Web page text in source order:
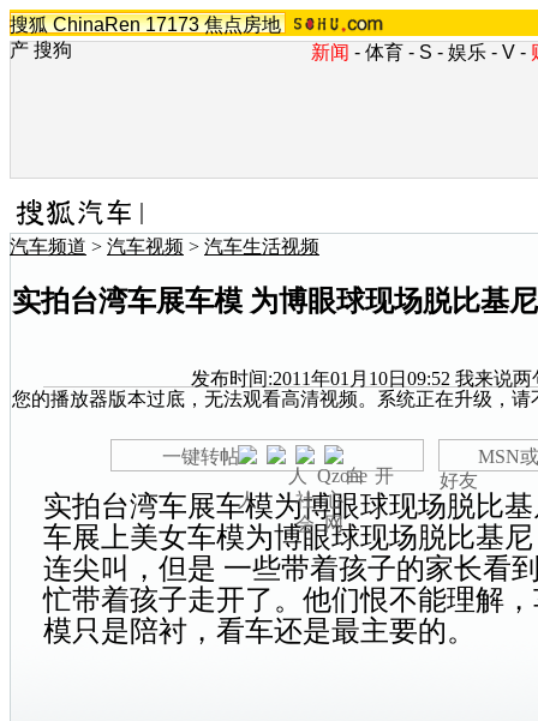
搜狐 ChinaRen 17173 焦点房地
产 搜狗 新闻 - 体育 - S - 娱乐 - V -
汽车频道 > 汽车视频 > 汽车生活视频
实拍台湾车展车模 为博眼球现场脱比基尼
发布时间:2011年01月10日09:52 我来说两
您的播放器版本过底，无法观看高清视频。系统正在升级，请
一键转帖
MSN
好友
实拍台湾车展车模为博眼球现场脱比
车展上美女车模为博眼球现场脱比基
连尖叫，但是 一些带着孩子的家长看
忙带着孩子走开了。他们恨不能理解
模只是陪衬，看车还是最主要的。